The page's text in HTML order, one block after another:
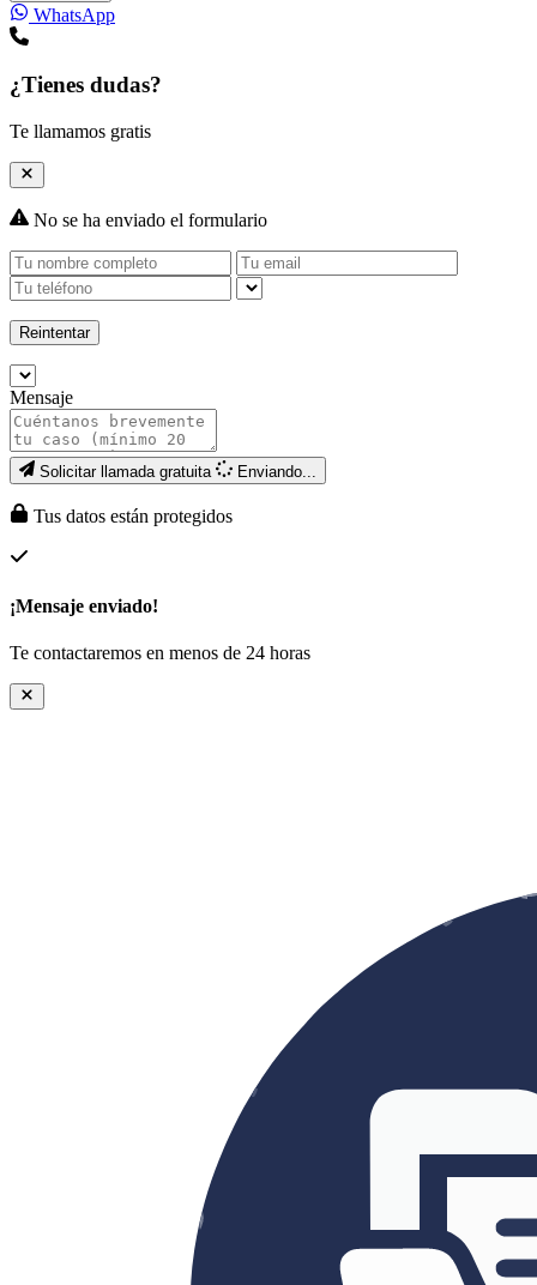
WhatsApp
¿Tienes dudas?
Te llamamos gratis
No se ha enviado el formulario
Reintentar
Mensaje
Solicitar llamada gratuita Enviando...
Tus datos están protegidos
¡Mensaje enviado!
Te contactaremos en menos de 24 horas